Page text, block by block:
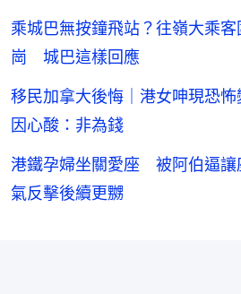
乘城巴無按鐘飛站？往嶺大乘
崗 城巴這樣回應
移民加拿大後悔｜港女呻現恐
因心酸：非為錢
港鐵孕婦坐關愛座 被阿伯逼讓
氣反擊後續更嬲